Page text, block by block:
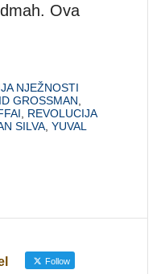
Ova
NJEŽNOSTI
GROSSMAN
REVOLUCIJA
SILVA ,YUVAL
Follow